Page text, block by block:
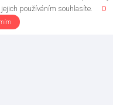
používáním souhlasíte.
O